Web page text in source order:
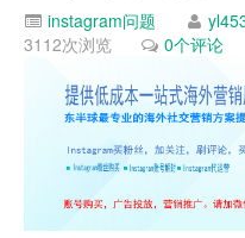
instagram问题
3112次浏览
0个评论